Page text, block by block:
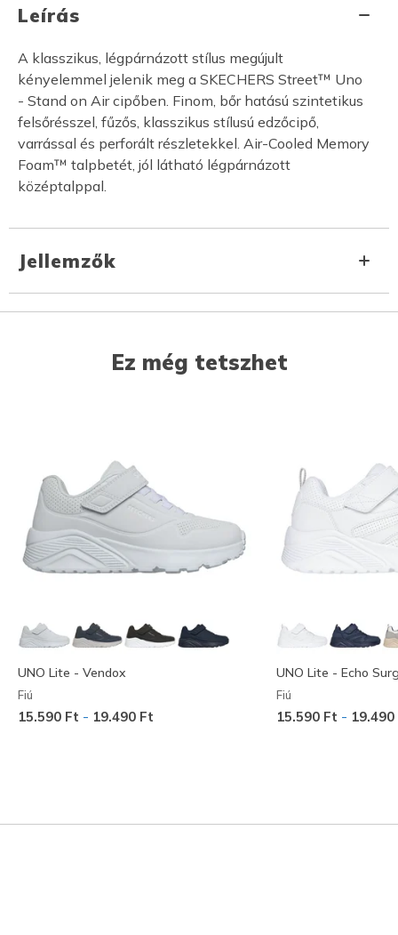
Leírás
A klasszikus, légpárnázott stílus megújult
kényelemmel jelenik meg a SKECHERS Street™ Uno
- Stand on Air cipőben. Finom, bőr hatású szintetikus
felsőrésszel, fűzős, klasszikus stílusú edzőcipő,
varrással és perforált részletekkel. Air-Cooled Memory
Foam™ talpbetét, jól látható légpárnázott
középtalppal.
Jellemzők
Ez még tetszhet
UNO Lite - Vendox
Fiú
15.590 Ft - 19.490 Ft
UNO Lite - Echo
Fiú
15.590 Ft -